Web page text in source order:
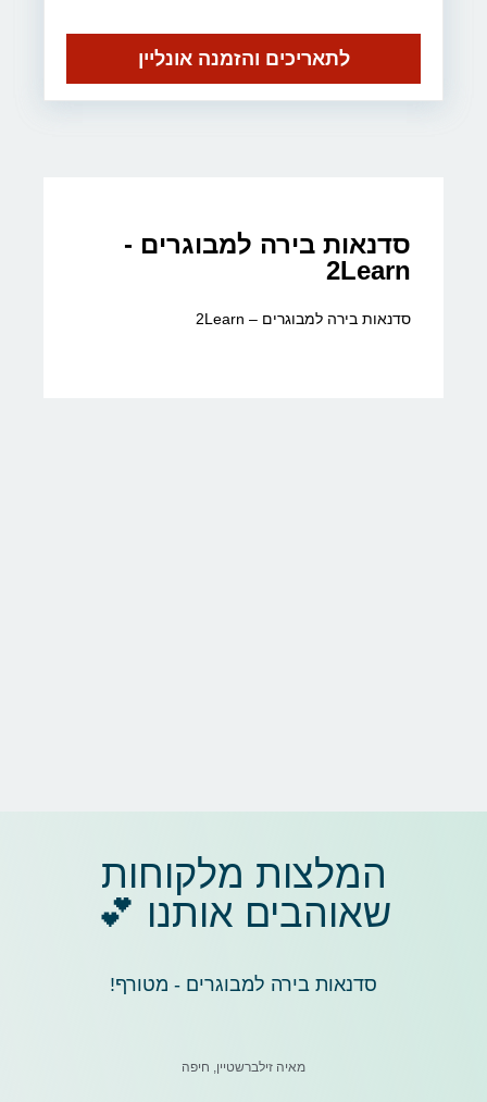
לתאריכים והזמנה אונליין
סדנאות בירה למבוגרים -
2Learn
סדנאות בירה למבוגרים – 2Learn
המלצות מלקוחות
שאוהבים אותנו 💕
סדנאות בירה למבוגרים - מטורף!
מאיה זילברשטיין, חיפה